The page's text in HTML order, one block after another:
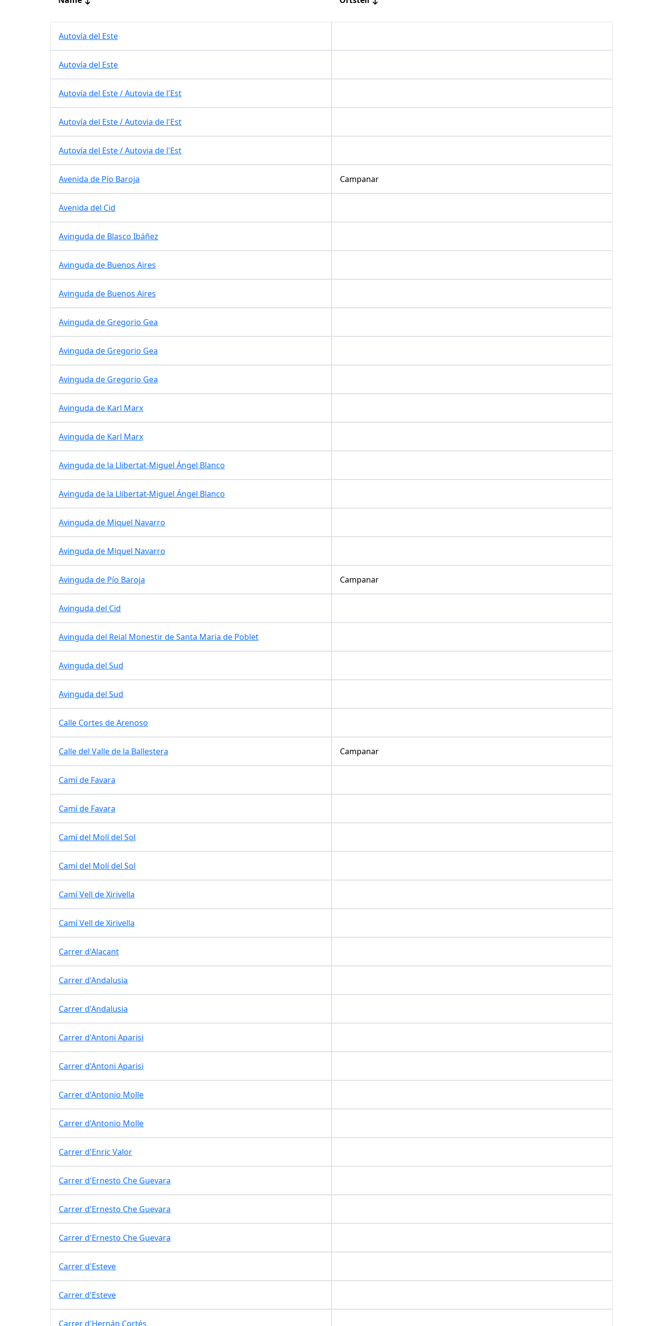
Autovía del Este
Autovía del Este
Autovía del Este / Autovia de l'Est
Autovía del Este / Autovia de l'Est
Autovía del Este / Autovia de l'Est
Avenida de Pío Baroja Campanar
Avenida del Cid
Avinguda de Blasco Ibáñez
Avinguda de Buenos Aires
Avinguda de Buenos Aires
Avinguda de Gregorio Gea
Avinguda de Gregorio Gea
Avinguda de Gregorio Gea
Avinguda de Karl Marx
Avinguda de Karl Marx
Avinguda de la Llibertat-Miguel Ángel Blanco
Avinguda de la Llibertat-Miguel Ángel Blanco
Avinguda de Miquel Navarro
Avinguda de Miquel Navarro
Avinguda de Pío Baroja Campanar
Avinguda del Cid
Avinguda del Reial Monestir de Santa Maria de Poblet
Avinguda del Sud
Avinguda del Sud
Calle Cortes de Arenoso
Calle del Valle de la Ballestera Campanar
Camí de Favara
Camí de Favara
Camí del Molí del Sol
Camí del Molí del Sol
Camí Vell de Xirivella
Camí Vell de Xirivella
Carrer d'Alacant
Carrer d'Andalusia
Carrer d'Andalusia
Carrer d'Antoni Aparisi
Carrer d'Antoni Aparisi
Carrer d'Antonio Molle
Carrer d'Antonio Molle
Carrer d'Enric Valor
Carrer d'Ernesto Che Guevara
Carrer d'Ernesto Che Guevara
Carrer d'Ernesto Che Guevara
Carrer d'Esteve
Carrer d'Esteve
Carrer d'Hernán Cortés